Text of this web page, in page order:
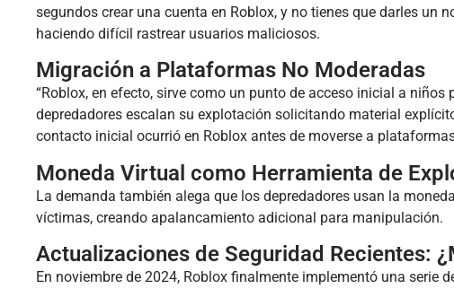
segundos crear una cuenta en Roblox, y no tienes que darles un
haciendo difícil rastrear usuarios maliciosos.
Migración a Plataformas No Moderadas
“Roblox, en efecto, sirve como un punto de acceso inicial a
depredadores escalan su explotación solicitando material
contacto inicial ocurrió en Roblox antes de moverse a
Moneda Virtual como Herramienta de
La demanda también alega que los depredadores usan la
víctimas, creando apalancamiento adicional para manipulación.
Actualizaciones de Seguridad Recientes:
En noviembre de 2024, Roblox finalmente implementó una serie